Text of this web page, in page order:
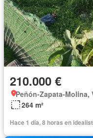
210.000 €
Peñón-Zapata-Molina,
264 m²
Hace 1 día, 8 horas en